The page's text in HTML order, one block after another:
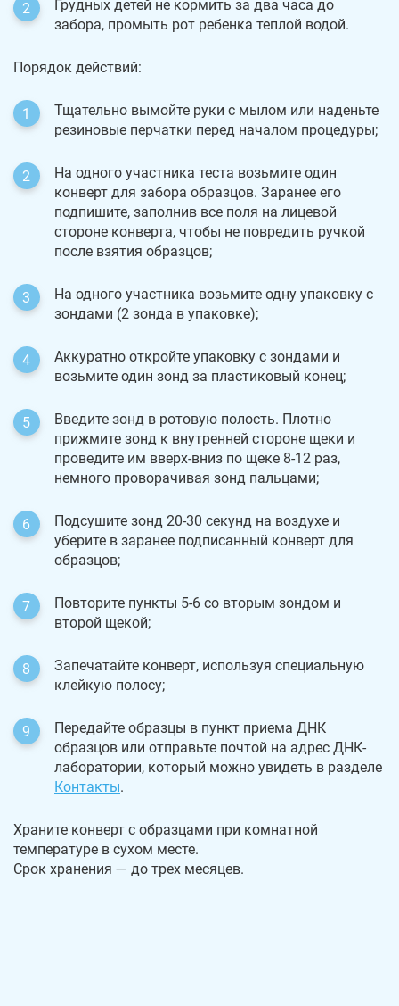
Грудных детей не кормить за два часа до
забора, промыть рот ребенка теплой водой.
Порядок действий:
Тщательно вымойте руки с мылом или наденьте
резиновые перчатки перед началом процедуры;
На одного участника теста возьмите один
конверт для забора образцов. Заранее его
подпишите, заполнив все поля на лицевой
стороне конверта, чтобы не повредить ручкой
после взятия образцов;
На одного участника возьмите одну упаковку с
зондами (2 зонда в упаковке);
Аккуратно откройте упаковку с зондами и
возьмите один зонд за пластиковый конец;
Введите зонд в ротовую полость. Плотно
прижмите зонд к внутренней стороне щеки и
проведите им вверх-вниз по щеке 8-12 раз,
немного проворачивая зонд пальцами;
Подсушите зонд 20-30 секунд на воздухе и
уберите в заранее подписанный конверт для
образцов;
Повторите пункты 5-6 со вторым зондом и
второй щекой;
Запечатайте конверт, используя специальную
клейкую полосу;
Передайте образцы в пункт приема ДНК
образцов или отправьте почтой на адрес ДНК-
лаборатории, который можно увидеть в разделе
Контакты.
Храните конверт с образцами при комнатной
температуре в сухом месте.
Срок хранения — до трех месяцев.